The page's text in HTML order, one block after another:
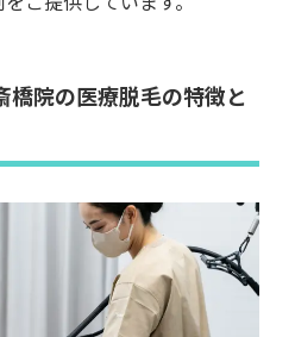
では、厚生労働省承認のジ
スなどを地域最大級数導入